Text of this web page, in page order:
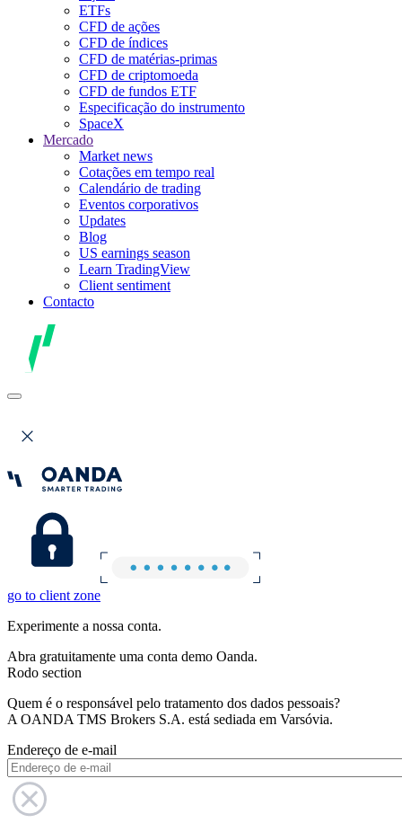
ETFs
CFD de ações
CFD de índices
CFD de matérias-primas
CFD de criptomoeda
CFD de fundos ETF
Especificação do instrumento
SpaceX
Mercado
Market news
Cotações em tempo real
Calendário de trading
Eventos corporativos
Updates
Blog
US earnings season
Learn TradingView
Client sentiment
Contacto
go to client zone
Experimente a nossa conta.
Abra gratuitamente uma conta demo Oanda.
Rodo section
Quem é o responsável pelo tratamento dos dados pessoais?
A OANDA TMS Brokers S.A. está sediada em Varsóvia.
Endereço de e-mail